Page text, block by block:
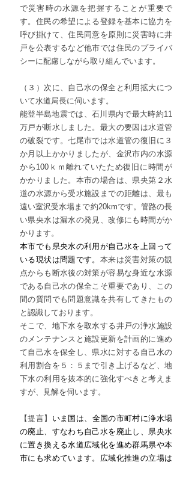
で災害時の水源を把握することが重要で
す。住民の希望による登録を基本に協力を
呼び掛けて、住民同意を原則に災害時に井
戸を公表するなど他市では住民のプライバ
シーに配慮しながら取り組んでいます。
（３）次に、自己水の保全と利用拡大につ
いて水道局長に伺います。
能登半島地震では、石川県内で最大時約11
万戸が断水しました。最大の要因は水道管
の破裂です。七尾市では水道管の復旧に３
か月以上かかりましたが、金沢市内の水源
から100ｋｍ離れていたため復旧に時間が
かかりました。本市の場合は、県央第２水
道の水源から受水施設までの距離は、最も
遠い室沢受水場まで約20kmです。管路の長
い県央水は漏水の発見、改修にも時間がか
かります。
本市でも県央水の利用が自己水を上回って
いる現状は問題です。 本来は災害対策の観
点からも断水後の対策が容易な身近な水源
である自己水の保全こそ重要であり、この
間の質問でも問題意識を共有してきたもの
と認識しております。
そこで、地下水を取水する井戸の浄水施設
のメンテナンスと施設更新を計画的に進め
て自己水を保全し、県水に対する自己水の
利用割合を５：５まで引き上げるなど、地
下水の利用を抜本的に強化すべきと考えま
すが、見解を伺います。
【提言】 いま国は、全国の市町村に浄水場
の廃止、すなわち自己水を廃止し、県央水
に置き換える水道広域化を進め群馬県や本
市にも求めています。広域化推進の立場は